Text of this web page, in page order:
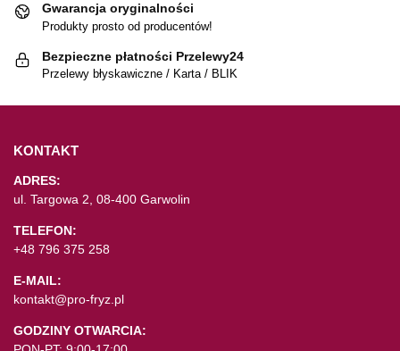
Gwarancja oryginalności
Produkty prosto od producentów!
Bezpieczne płatności Przelewy24
Przelewy błyskawiczne / Karta / BLIK
KONTAKT
ADRES:
ul. Targowa 2, 08-400 Garwolin
TELEFON:
+48 796 375 258
E-MAIL:
kontakt@pro-fryz.pl
GODZINY OTWARCIA: